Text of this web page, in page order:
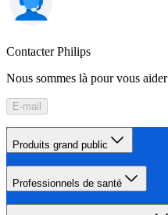
Contacter Philips
Nous sommes là pour vous aider
E-mail
Produits grand public
Professionnels de santé